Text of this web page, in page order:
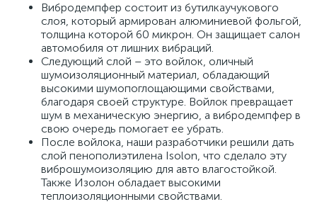
Вибродемпфер состоит из бутилкаучукового
слоя, который армирован алюминиевой фольгой,
толщина которой 60 микрон. Он защищает салон
автомобиля от лишних вибраций.
Следующий слой – это войлок, оличный
шумоизоляционный материал, обладающий
высокими шумопоглощающими свойствами,
благодаря своей структуре. Войлок превращает
шум в механическую энергию, а вибродемпфер в
свою очередь помогает ее убрать.
После войлока, наши разработчики решили дать
слой пенополиэтилена Isolon, что сделало эту
виброшумоизоляцию для авто влагостойкой.
Также Изолон обладает высокими
теплоизоляционными свойствами.